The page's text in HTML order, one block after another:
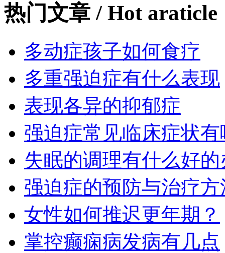
热门文章 / Hot araticle
多动症孩子如何食疗
多重强迫症有什么表现
表现各异的抑郁症
强迫症常见临床症状有
失眠的调理有什么好
强迫症的预防与治疗
女性如何推迟更年期？
掌控癫痫病发病有几点